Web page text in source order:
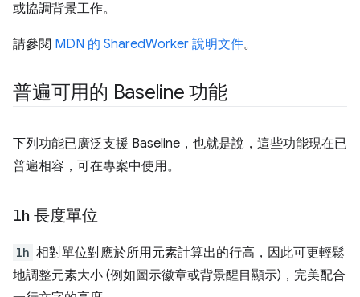
或協調背景工作。
請參閱 MDN 的 SharedWorker 說明文件。
普遍可用的 Baseline 功能
下列功能已廣泛支援 Baseline，也就是說，這些功能現在已
普遍相容，可在專案中使用。
lh 長度單位
lh 相對單位對應於所用元素計算出的行高，因此可更輕鬆
地調整元素大小 (例如圖示徽章或背景醒目顯示)，完美配合